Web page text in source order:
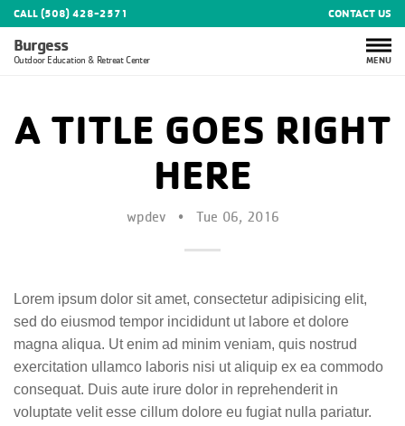
CALL (508) 428-2571 CONTACT US
Burgess
Outdoor Education & Retreat Center MENU
A TITLE GOES RIGHT
HERE
wpdev • Tue 06, 2016
Lorem ipsum dolor sit amet, consectetur adipisicing elit,
sed do eiusmod tempor incididunt ut labore et dolore
magna aliqua. Ut enim ad minim veniam, quis nostrud
exercitation ullamco laboris nisi ut aliquip ex ea commodo
consequat. Duis aute irure dolor in reprehenderit in
voluptate velit esse cillum dolore eu fugiat nulla pariatur.